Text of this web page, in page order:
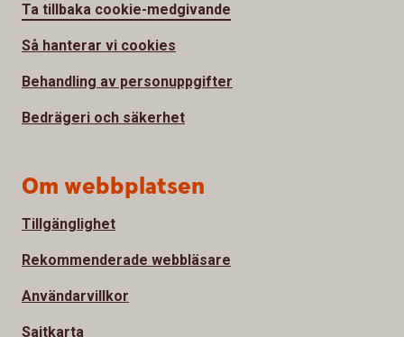
Ta tillbaka cookie-medgivande
Så hanterar vi cookies
Behandling av personuppgifter
Bedrägeri och säkerhet
Om webbplatsen
Tillgänglighet
Rekommenderade webbläsare
Användarvillkor
Sajtkarta